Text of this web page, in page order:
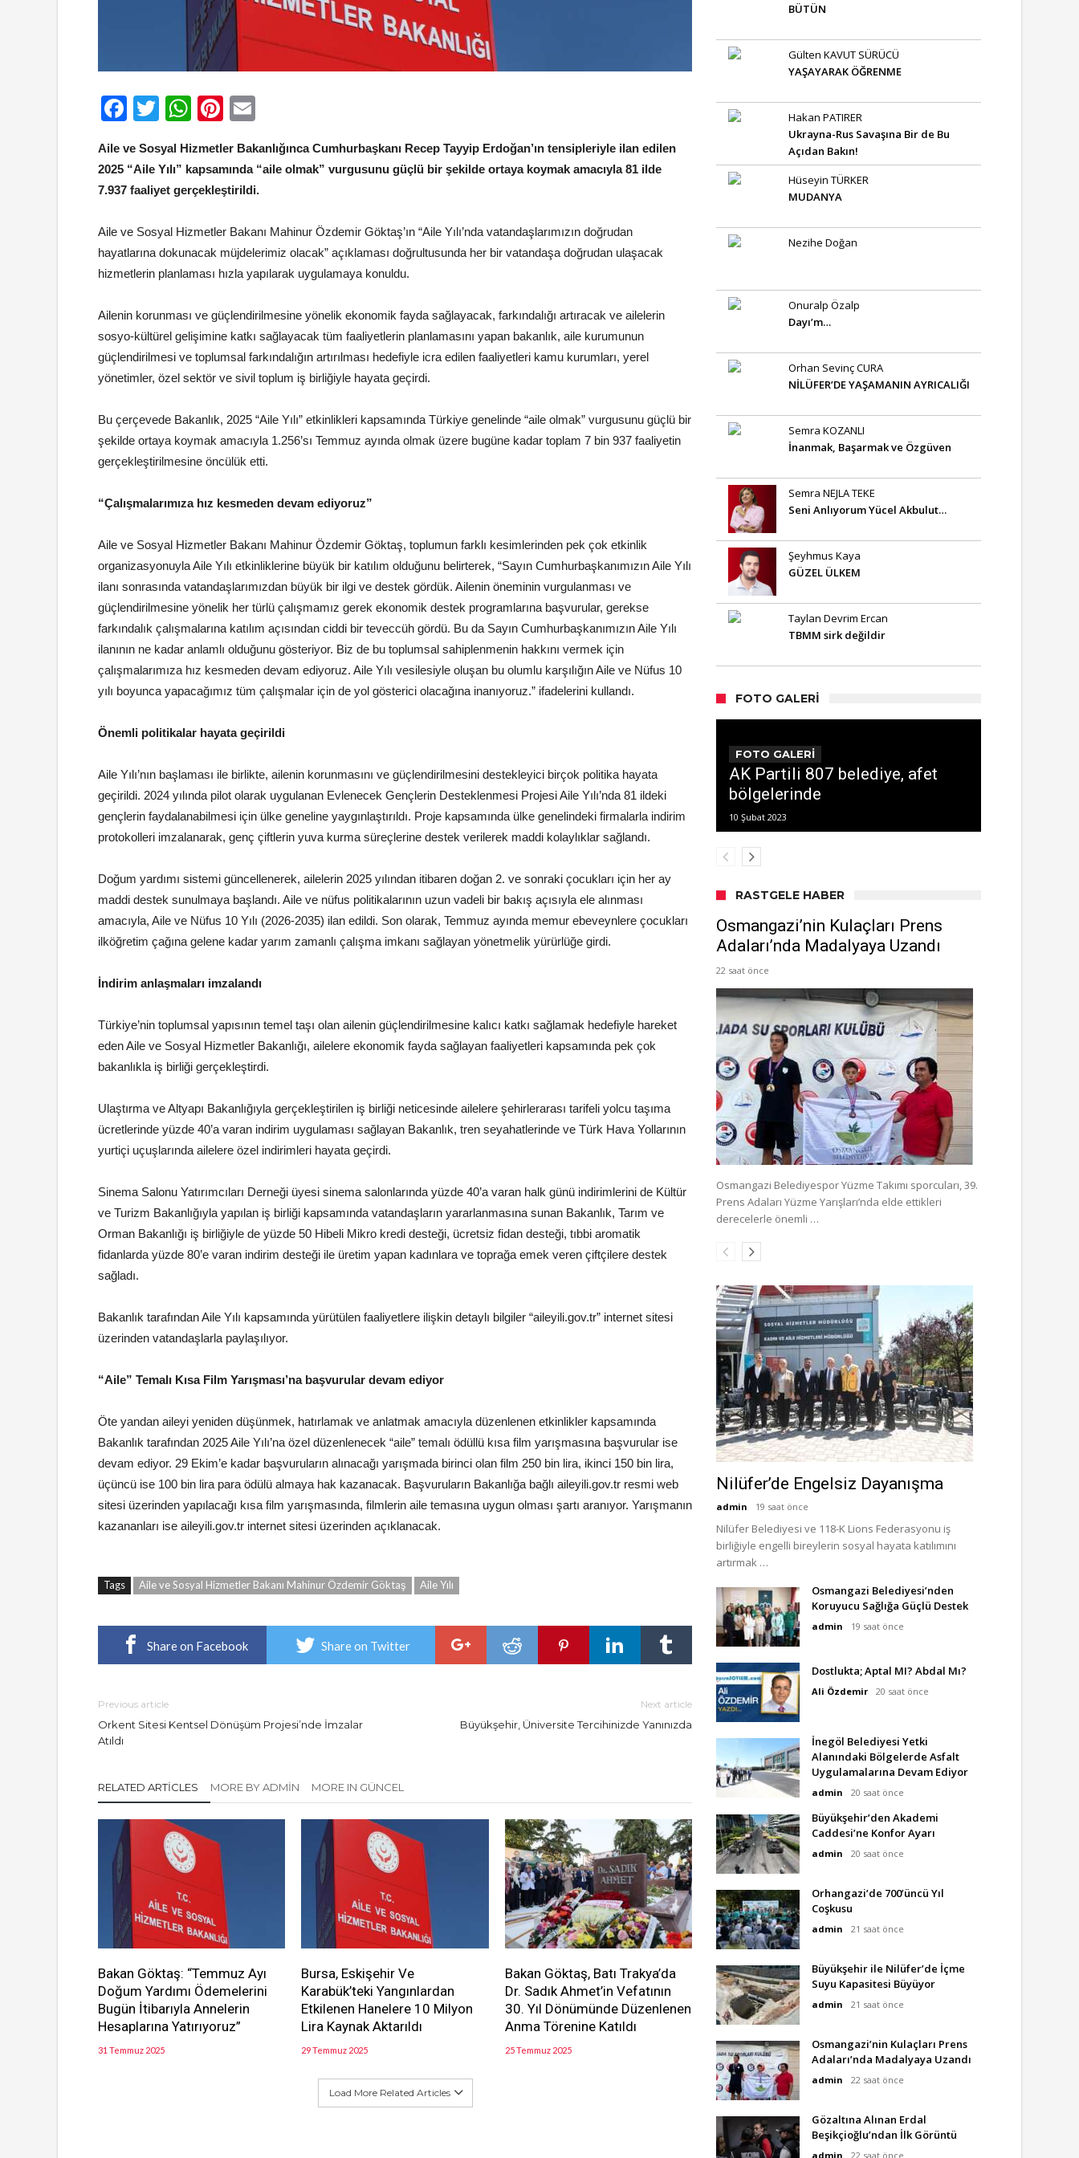
Facebook
TwitterWhatsApp
Pinterest
Aile ve Sosyal Hizmetler Bakanlığınca Cumhurbaşkanı Recep Tayyip Erdoğan’ın tensipleriyle ilan edilen
2025 “Aile Yılı” kapsamında “aile olmak” vurgusunu güçlü bir şekilde ortaya koymak amacıyla 81 ilde
7.937 faaliyet gerçekleştirildi.
Aile ve Sosyal Hizmetler Bakanı Mahinur Özdemir Göktaş’ın “Aile Yılı’nda vatandaşlarımızın doğrudan
hayatlarına dokunacak müjdelerimiz olacak” açıklaması doğrultusunda her bir vatandaşa doğrudan ulaşacak
hizmetlerin planlaması hızla yapılarak uygulamaya konuldu.
Ailenin korunması ve güçlendirilmesine yönelik ekonomik fayda sağlayacak, farkındalığı artıracak ve ailelerin
sosyo-kültürel gelişimine katkı sağlayacak tüm faaliyetlerin planlamasını yapan bakanlık, aile kurumunun
güçlendirilmesi ve toplumsal farkındalığın artırılması hedefiyle icra edilen faaliyetleri kamu kurumları, yerel
yönetimler, özel sektör ve sivil toplum iş birliğiyle hayata geçirdi.
Bu çerçevede Bakanlık, 2025 “Aile Yılı” etkinlikleri kapsamında Türkiye genelinde “aile olmak” vurgusunu güçlü bir
şekilde ortaya koymak amacıyla 1.256’sı Temmuz ayında olmak üzere bugüne kadar toplam 7 bin 937 faaliyetin
gerçekleştirilmesine öncülük etti.
“Çalışmalarımıza hız kesmeden devam ediyoruz”
Aile ve Sosyal Hizmetler Bakanı Mahinur Özdemir Göktaş, toplumun farklı kesimlerinden pek çok etkinlik
organizasyonuyla Aile Yılı etkinliklerine büyük bir katılım olduğunu belirterek, “Sayın Cumhurbaşkanımızın Aile Yılı
ilanı sonrasında vatandaşlarımızdan büyük bir ilgi ve destek gördük. Ailenin öneminin vurgulanması ve
güçlendirilmesine yönelik her türlü çalışmamız gerek ekonomik destek programlarına başvurular, gerekse
farkındalık çalışmalarına katılım açısından ciddi bir teveccüh gördü. Bu da Sayın Cumhurbaşkanımızın Aile Yılı
ilanının ne kadar anlamlı olduğunu gösteriyor. Biz de bu toplumsal sahiplenmenin hakkını vermek için
çalışmalarımıza hız kesmeden devam ediyoruz. Aile Yılı vesilesiyle oluşan bu olumlu karşılığın Aile ve Nüfus 10
yılı boyunca yapacağımız tüm çalışmalar için de yol gösterici olacağına inanıyoruz.” ifadelerini kullandı.
Önemli politikalar hayata geçirildi
Aile Yılı’nın başlaması ile birlikte, ailenin korunmasını ve güçlendirilmesini destekleyici birçok politika hayata
geçirildi. 2024 yılında pilot olarak uygulanan Evlenecek Gençlerin Desteklenmesi Projesi Aile Yılı’nda 81 ildeki
gençlerin faydalanabilmesi için ülke geneline yaygınlaştırıldı. Proje kapsamında ülke genelindeki firmalarla indirim
protokolleri imzalanarak, genç çiftlerin yuva kurma süreçlerine destek verilerek maddi kolaylıklar sağlandı.
Doğum yardımı sistemi güncellenerek, ailelerin 2025 yılından itibaren doğan 2. ve sonraki çocukları için her ay
maddi destek sunulmaya başlandı. Aile ve nüfus politikalarının uzun vadeli bir bakış açısıyla ele alınması
amacıyla, Aile ve Nüfus 10 Yılı (2026-2035) ilan edildi. Son olarak, Temmuz ayında memur ebeveynlere çocukları
ilköğretim çağına gelene kadar yarım zamanlı çalışma imkanı sağlayan yönetmelik yürürlüğe girdi.
İndirim anlaşmaları imzalandı
Türkiye’nin toplumsal yapısının temel taşı olan ailenin güçlendirilmesine kalıcı katkı sağlamak hedefiyle hareket
eden Aile ve Sosyal Hizmetler Bakanlığı, ailelere ekonomik fayda sağlayan faaliyetleri kapsamında pek çok
bakanlıkla iş birliği gerçekleştirdi.
Ulaştırma ve Altyapı Bakanlığıyla gerçekleştirilen iş birliği neticesinde ailelere şehirlerarası tarifeli yolcu taşıma
ücretlerinde yüzde 40’a varan indirim uygulaması sağlayan Bakanlık, tren seyahatlerinde ve Türk Hava Yollarının
yurtiçi uçuşlarında ailelere özel indirimleri hayata geçirdi.
Sinema Salonu Yatırımcıları Derneği üyesi sinema salonlarında yüzde 40’a varan halk günü indirimlerini de Kültür
ve Turizm Bakanlığıyla yapılan iş birliği kapsamında vatandaşların yararlanmasına sunan Bakanlık, Tarım ve
Orman Bakanlığı iş birliğiyle de yüzde 50 Hibeli Mikro kredi desteği, ücretsiz fidan desteği, tıbbi aromatik
fidanlarda yüzde 80’e varan indirim desteği ile üretim yapan kadınlara ve toprağa emek veren çiftçilere destek
sağladı.
Bakanlık tarafından Aile Yılı kapsamında yürütülen faaliyetlere ilişkin detaylı bilgiler “aileyili.gov.tr” internet sitesi
üzerinden vatandaşlarla paylaşılıyor.
“Aile” Temalı Kısa Film Yarışması’na başvurular devam ediyor
Öte yandan aileyi yeniden düşünmek, hatırlamak ve anlatmak amacıyla düzenlenen etkinlikler kapsamında
Bakanlık tarafından 2025 Aile Yılı’na özel düzenlenecek “aile” temalı ödüllü kısa film yarışmasına başvurular ise
devam ediyor. 29 Ekim’e kadar başvuruların alınacağı yarışmada birinci olan film 250 bin lira, ikinci 150 bin lira,
üçüncü ise 100 bin lira para ödülü almaya hak kazanacak. Başvuruların Bakanlığa bağlı aileyili.gov.tr resmi web
sitesi üzerinden yapılacağı kısa film yarışmasında, filmlerin aile temasına uygun olması şartı aranıyor. Yarışmanın
kazananları ise aileyili.gov.tr internet sitesi üzerinden açıklanacak.
Tags Aile ve Sosyal Hizmetler Bakanı Mahinur Özdemir Göktaş Aile Yılı
Share on Facebook Share on Twitter
Previous article
Orkent Sitesi Kentsel Dönüşüm Projesi’nde İmzalar
Atıldı
Next article
Büyükşehir, Üniversite Tercihinizde Yanınızda
RELATED ARTICLES MORE BY ADMIN MORE IN GÜNCEL
Bakan Göktaş: “Temmuz Ayı
Doğum Yardımı Ödemelerini
Bugün İtibarıyla Annelerin
Hesaplarına Yatırıyoruz”
31 Temmuz 2025
Bursa, Eskişehir Ve
Karabük’teki Yangınlardan
Etkilenen Hanelere 10 Milyon
Lira Kaynak Aktarıldı
29 Temmuz 2025
Bakan Göktaş, Batı Trakya’da
Dr. Sadık Ahmet’in Vefatının
30. Yıl Dönümünde Düzenlenen
Anma Törenine Katıldı
25 Temmuz 2025
Load More Related Articles
BÜTÜN
Gülten KAVUT SÜRÜCÜ
YAŞAYARAK ÖĞRENME
Hakan PATIRER
Ukrayna-Rus Savaşına Bir de Bu
Açıdan Bakın!
Hüseyin TÜRKER
MUDANYA
Nezihe Doğan
Onuralp Özalp
Dayı’m…
Orhan Sevinç CURA
NİLÜFER’DE YAŞAMANIN AYRICALIĞI
Semra KOZANLI
İnanmak, Başarmak ve Özgüven
Semra NEJLA TEKE
Seni Anlıyorum Yücel Akbulut…
Şeyhmus Kaya
GÜZEL ÜLKEM
Taylan Devrim Ercan
TBMM sirk değildir
FOTO GALERI
FOTO GALERİ
AK Partili 807 belediye, afet
bölgelerinde
10 Şubat 2023
RASTGELE HABER
Osmangazi’nin Kulaçları Prens
Adaları’nda Madalyaya Uzandı
22 saat önce
Osmangazi Belediyespor Yüzme Takımı sporcuları, 39.
Prens Adaları Yüzme Yarışları’nda elde ettikleri
derecelerle önemli …
Nilüfer’de Engelsiz Dayanışma
admin 19 saat önce
Nilüfer Belediyesi ve 118-K Lions Federasyonu iş
birliğiyle engelli bireylerin sosyal hayata katılımını
artırmak …
Osmangazi Belediyesi’nden
Koruyucu Sağlığa Güçlü Destek
admin 19 saat önce
Dostlukta; Aptal MI? Abdal Mı?
Ali Özdemir 20 saat önce
İnegöl Belediyesi Yetki
Alanındaki Bölgelerde Asfalt
Uygulamalarına Devam Ediyor
admin 20 saat önce
Büyükşehir’den Akademi
Caddesi’ne Konfor Ayarı
admin 20 saat önce
Orhangazi’de 700’üncü Yıl
Coşkusu
admin 21 saat önce
Büyükşehir ile Nilüfer’de İçme
Suyu Kapasitesi Büyüyor
admin 21 saat önce
Osmangazi’nin Kulaçları Prens
Adaları’nda Madalyaya Uzandı
admin 22 saat önce
Gözaltına Alınan Erdal
Beşikçioğlu’ndan İlk Görüntü
admin 22 saat önce